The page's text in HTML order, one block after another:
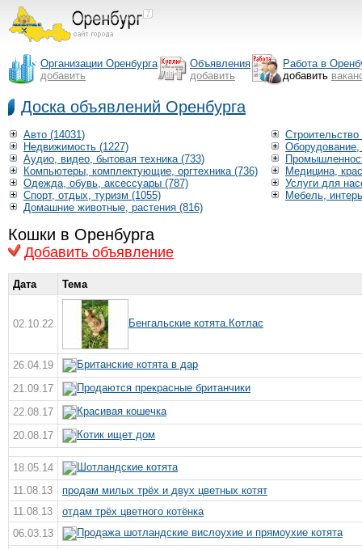
Организации Оренбурга
добавить
Объявления
добавить
Работа в
добавить
Доска объявлений Оренбурга
Авто (14031)
Недвижимость (1227)
Аудио, видео, бытовая техника (733)
Компьютеры, комплектующие, оргтехника (736)
Одежда, обувь, аксессуары (787)
Спорт, отдых, туризм (1055)
Домашние животные, растения (816)
Оборудование,
Медицина,
Услуги для
Мебель,
Кошки в Оренбурга
Добавить объявление
Дата Тема
02.10.22 Бенгальские котята.Котлас
26.04.19
Британские котята в дар
21.09.17
Продаются прекрасные британчики
22.08.17
Красивая кошечка
20.08.17
Котик ищет дом
18.05.14
Шотландские котята
11.08.13
продам милых трёх и двух цветных котят
11.08.13
отдам трёх цветного котёнка
06.03.13
Продажа шотландские вислоухие и прямоухие котята